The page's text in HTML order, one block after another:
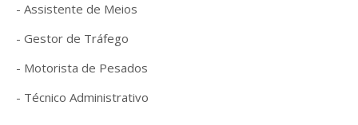
- Assistente de Meios
- Gestor de Tráfego
- Motorista de Pesados
- Técnico Administrativo